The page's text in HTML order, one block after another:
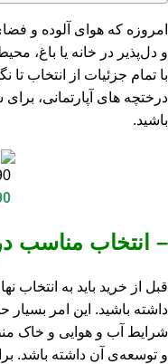
امروزه که هوای آلوده و
و دل‌پذیر در خانه یا باغ،
با تمام جزئیات از انتخاب تا
درختچه های آپارتمانی،
باشید.
– انتخاب مناسب
قبل از خرید باید به
داشته باشید. این امر بسیار
شرایط آب و هوایی و خاک
و توسعه‌ی آن داشته باشد.